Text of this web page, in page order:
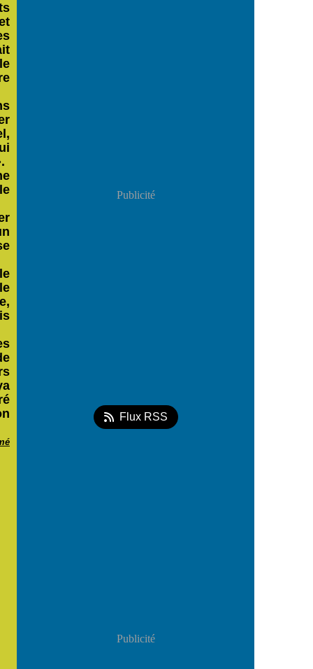
Publicité
Flux RSS
Publicité